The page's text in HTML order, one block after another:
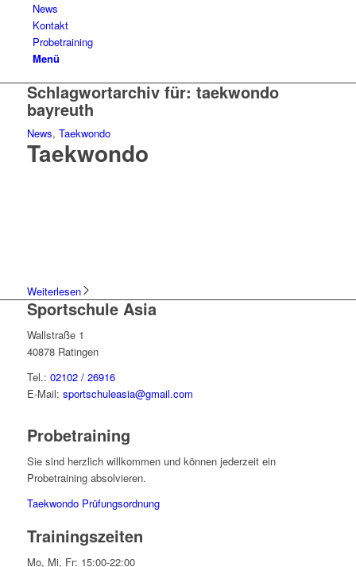
News
Kontakt
Probetraining
Menü
Schlagwortarchiv für: taekwondo
bayreuth
News, Taekwondo
Taekwondo
Weiterlesen
Sportschule Asia
Wallstraße 1
40878 Ratingen
Tel.: 02102 / 26916
E-Mail: sportschuleasia@gmail.com
Probetraining
Sie sind herzlich willkommen und können jederzeit ein
Probetraining absolvieren.
Taekwondo Prüfungsordnung
Trainingszeiten
Mo, Mi, Fr: 15:00-22:00